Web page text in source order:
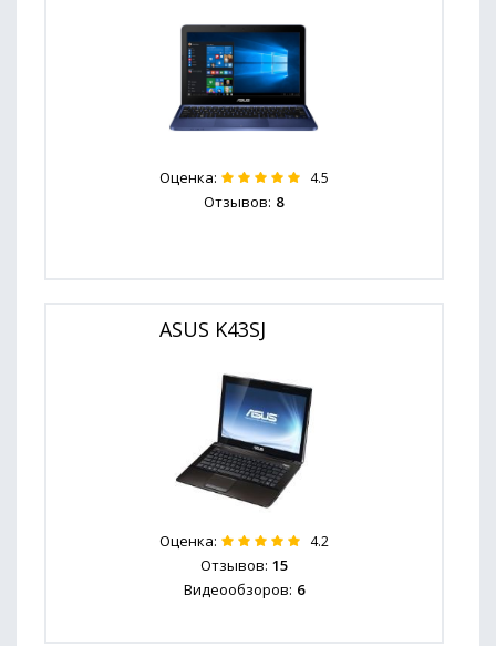
Оценка: 4.5
Отзывов: 8
ASUS K43SJ
Оценка: 4.2
Отзывов: 15
Видеообзоров: 6